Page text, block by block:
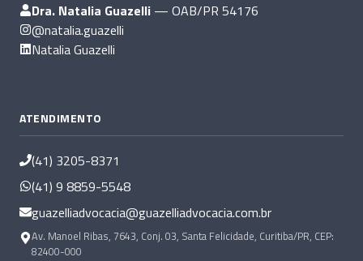
Dra. Natalia Guazelli — OAB/PR 54176
@natalia.guazelli
Natalia Guazelli
ATENDIMENTO
(41) 3205-8371
(41) 9 8859-5548
guazelliadvocacia@guazelliadvocacia.com.br
Av. Manoel Ribas, 7643, Conj. 03, Santa Felicidade, Curitiba/PR, CEP:
82400-000